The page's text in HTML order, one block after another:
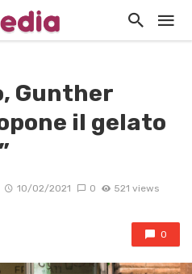
Gunther
il gelato
10/02/2021 0 521 views
0